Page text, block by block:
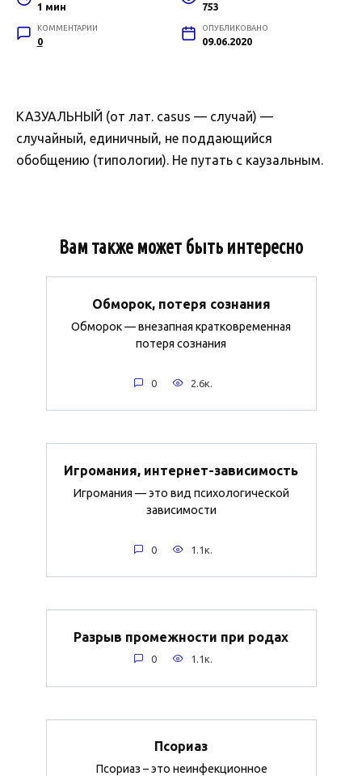
1 мин 753
КОММЕНТАРИИ
0
ОПУБЛИКОВАНО
09.06.2020
КАЗУАЛЬНЫЙ (от лат. casus — случай) —
случайный, единичный, не поддающийся
обобщению (типологии). Не путать с каузальным.
Вам также может быть интересно
Обморок, потеря сознания
Обморок — внезапная кратковременная
потеря сознания
0 2.6к.
Игромания, интернет-зависимость
Игромания — это вид психологической
зависимости
0 1.1к.
Разрыв промежности при родах
0 1.1к.
Псориаз
Псориаз – это неинфекционное